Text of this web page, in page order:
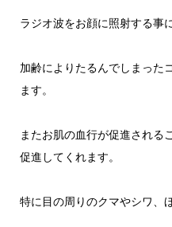
ラジオ波をお顔に照射する事
加齢によりたるんでしまった
ます。
またお肌の血行が促進される
促進してくれます。
特に目の周りのクマやシワ、